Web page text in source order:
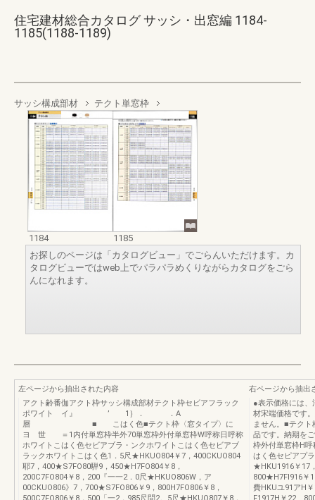
住宅建材総合カタログ サッシ・出窓編 1184-
1185(1188-1189)
サッシ構成部材 テクト単窓枠
1184
1185
お探しのページは「カタログビュー」でごらんいただけます。カ
タログビューではweb上でパラパラめくりながらカタログをごら
んになれます。
左ページから抽出された内容
アクト齢番伽アクト枠サッシ構成部材テクト枠セビアフラック
ポワイト イ』 ’ 1｝． ．A
層 ■ こはく色■テクト枠〈窓タイプ〉に
ヨ 世 ＝1内付単窓枠半外70単窓枠外付単窓枠W呼称日呼称
ホワイトこはく色セビアブラ・ンクホワイトこはく色セビアブ
ラックホワイトこはく色1．5尺★HKUO804￥7，400CKUO804
耶7，400★S7FO80騨9，450★H7FO804￥8，
200C7FO804￥8，200『一一2．0尺★HKUO806W，ア
00CKUO806》7，700★S7FO806￥9，800H7FO806￥8，
右ページから抽出
●表示価格には、
材宋端価格です
ません。■テク
品です。納期を
枠外付単窓枠H
はく色セピアプ
★HKU1916￥17
800★H7Fl916￥
費HKUユ91アH